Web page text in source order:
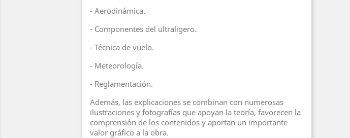
- Aerodinámica.
- Componentes del ultraligero.
- Técnica de vuelo.
- Meteorología.
- Reglamentación.
Además, las explicaciones se combinan con numerosas
ilustraciones y fotografías que apoyan la teoría, favorecen la
comprensión de los contenidos y aportan un importante
valor gráfico a la obra.